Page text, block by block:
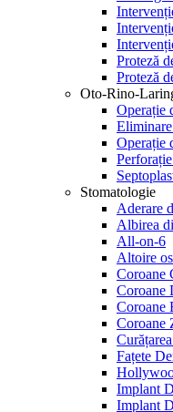
Proteză
Proteză
Oto-Rino-
Operație
Operație
Stomatologie
Aderare
Albirea
All-on-6
Altoire
Coroane
Coroane
Coroane
Coroane
Fațete
Implant
Implant